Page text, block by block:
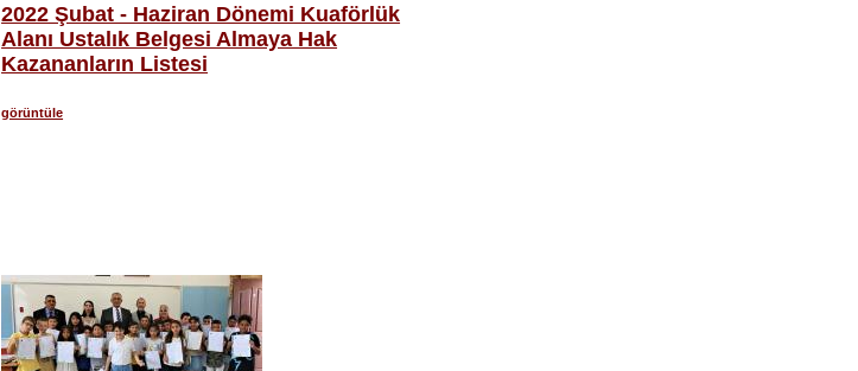
2022 Şubat - Haziran Dönemi Kuaförlük
Alanı Ustalık Belgesi Almaya Hak
Kazananların Listesi
görüntüle